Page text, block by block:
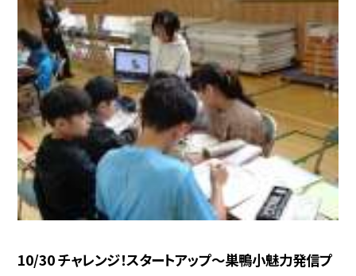
10/30 チャレンジ！スタートアップ〜巣鴨小魅力発信プ